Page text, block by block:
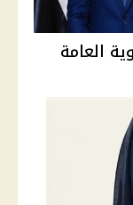
بالثانوية العامة